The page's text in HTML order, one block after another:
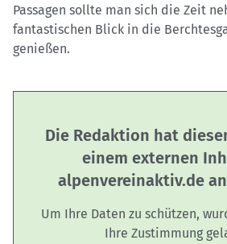
Passagen sollte man sich die Zeit
fantastischen Blick in die
genießen.
Die Redaktion hat
einem externen
alpenvereinaktiv.de
Um Ihre Daten zu schützen,
Ihre Zustimmung